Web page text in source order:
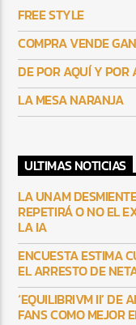
FREE STYLE
COMPRA VENDE
DE POR AQUÍ Y POR
LA MESA NARANJA
ULTIMAS NOTICIAS
LA UNAM
REPETIRÁ O NO EL
LA IA
ENCUESTA ESTIMA
EL ARRESTO DE
‘EQUILIBRIVM II’ DE
FANS COMO MEJOR